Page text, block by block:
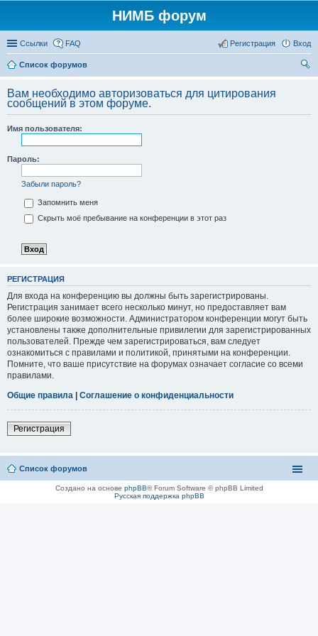
НИМБ форум
Ссылки FAQ Вход
Регистрация
Список форумов
Вам необходимо авторизоваться для цитирования
сообщений в этом форуме.
Имя пользователя:
Пароль:
Забыли пароль?
Запомнить меня
Скрыть моё пребывание на конференции в этот раз
РЕГИСТРАЦИЯ
Для входа на конференцию вы должны быть зарегистрированы.
Регистрация занимает всего несколько минут, но предоставляет вам
более широкие возможности. Администратором конференции могут быть
установлены также дополнительные привилегии для зарегистрированных
пользователей. Прежде чем зарегистрироваться, вам следует
ознакомиться с правилами и политикой, принятыми на конференции.
Помните, что ваше присутствие на форумах означает согласие со всеми
правилами.
Общие правила | Соглашение о конфиденциальности
Регистрация
Список форумов
Создано на основе phpBB® Forum Software © phpBB Limited
Русская поддержка phpBB